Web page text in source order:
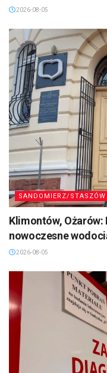
2026-08-05
SANDOMIERZ/
Klimontów, Ożarów:
nowoczesne
2026-08-05